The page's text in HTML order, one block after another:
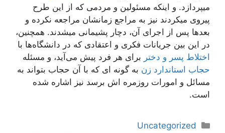
میپردازد. و اینکه مسئولین و مردمی که از این طرح
پیروی میکردند نیز به مراجع زمانشان مراجعه نکرده و
بعدها پس از اجرای آن، دچار پشیمانی میشدند. همچنین،
در این بین جریانات فکری و اعتقادی که در دانشگاه‌ها با
اختلاط پسر و دختر برای هر فرد پیش می‌آید، و مسئله
حجاب استاندارد زن به گونه ای که با آن حجاب بتواند به
مسائل و امورات روزمره اش برسد نیز اشاره شده
است.
دسته‌ها
Uncategorized